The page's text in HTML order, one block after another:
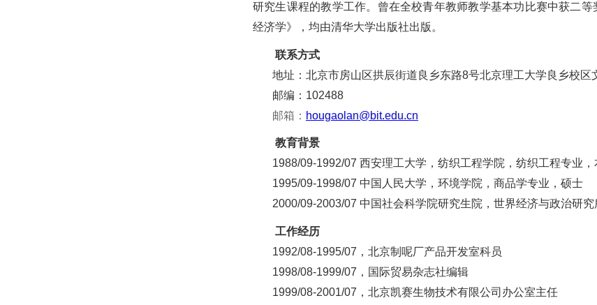
研究生课程的教学工作。曾在全校青年教师教学基本功比赛中获二
经济学》，均由清华大学出版社出版。
联系方式
地址： 北京市房山区拱辰街道良乡东路8号北京理工大学良乡校区
邮编：102488
邮箱： hougaolan@bit.edu.cn
教育背景
1988/09-1992/07 西安理工大学， 纺织工程学院， 纺织工程专业，
1995/09-1998/07 中国人民大学，环境学院，商品学专业，硕士
2000/09-2003/07 中国社会科学院研究生院，世界经济与政治研究
工作经历
1992/08-1995/07， 北京制呢厂产品开发室科员
1998/08-1999/07 ，国际贸易杂志社编辑
1999/08-2001/07 ，北京凯赛生物技术有限公司办公室主任